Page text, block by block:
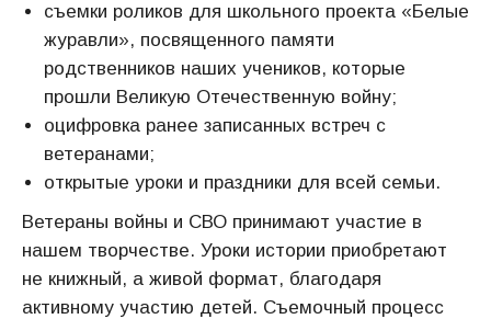
съемки роликов для школьного проекта «Белые
журавли», посвященного памяти
родственников наших учеников, которые
прошли Великую Отечественную войну;
оцифровка ранее записанных встреч с
ветеранами;
открытые уроки и праздники для всей семьи.
Ветераны войны и СВО принимают участие в
нашем творчестве. Уроки истории приобретают
не книжный, а живой формат, благодаря
активному участию детей. Съемочный процесс